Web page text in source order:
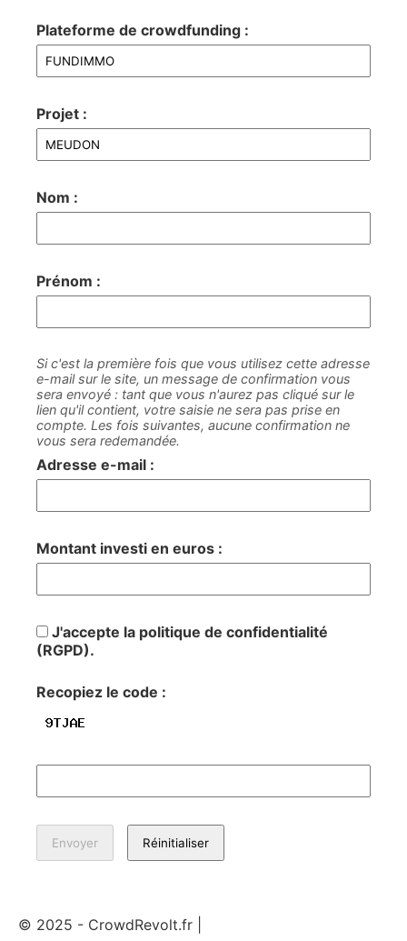
Plateforme de crowdfunding :
Projet :
Nom :
Prénom :
Si c'est la première fois que vous utilisez cette adresse
e-mail sur le site, un message de confirmation vous
sera envoyé : tant que vous n'aurez pas cliqué sur le
lien qu'il contient, votre saisie ne sera pas prise en
compte. Les fois suivantes, aucune confirmation ne
vous sera redemandée.
Adresse e-mail :
Montant investi en euros :
J'accepte la politique de confidentialité
(RGPD).
Recopiez le code :
© 2025 - CrowdRevolt.fr |